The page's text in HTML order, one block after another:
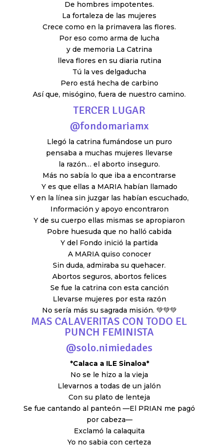
De hombres impotentes.
La fortaleza de las mujeres
Crece como en la primavera las flores.
Por eso como arma de lucha
y de memoria La Catrina
lleva flores en su diaria rutina
Tú la ves delgaducha
Pero está hecha de carbino
Así que, misógino, fuera de nuestro camino.
TERCER LUGAR
@fondomariamx
Llegó la catrina fumándose un puro
pensaba a muchas mujeres llevarse
la razón… el aborto inseguro.
Más no sabía lo que iba a encontrarse
Y es que ellas a MARIA habían llamado
Y en la línea sin juzgar las habían escuchado,
Información y apoyo encontraron
Y de su cuerpo ellas mismas se apropiaron
Pobre huesuda que no halló cabida
Y del Fondo inició la partida
A MARIA quiso conocer
Sin duda, admiraba su quehacer.
Abortos seguros, abortos felices
Se fue la catrina con esta canción
Llevarse mujeres por esta razón
No sería más su sagrada misión. 💚💚💚
MAS CALAVERITAS CON TODO EL
PUNCH FEMINISTA
@solo.nimiedades
*Calaca a ILE Sinaloa*
No se le hizo a la vieja
Llevarnos a todas de un jalón
Con su plato de lenteja
Se fue cantando al panteón —El PRIAN me pagó
por cabeza—
Exclamó la calaquita
Yo no sabia con certeza